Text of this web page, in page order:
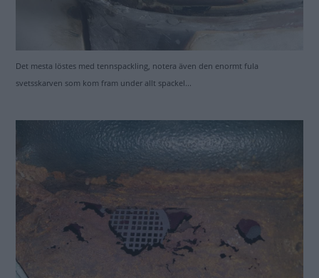
Det mesta löstes med tennspackling, notera även den enormt fula
svetsskarven som kom fram under allt spackel...